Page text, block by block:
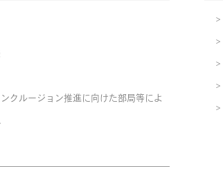
クルージョン推進に向けた部局等によ